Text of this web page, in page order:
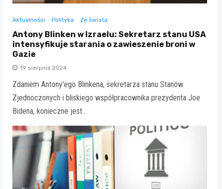
Aktualności Polityka Ze świata
Antony Blinken w Izraelu: Sekretarz stanu USA
intensyfikuje starania o zawieszenie broni w
Gazie
19 sierpnia 2024
Zdaniem Antony'ego Blinkena, sekretarza stanu Stanów
Zjednoczonych i bliskiego współpracownika prezydenta Joe
Bidena, konieczne jest…